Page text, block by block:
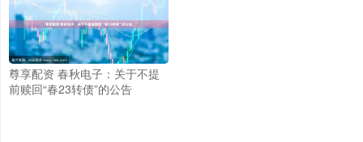
尊享配资 春秋电子：关于不提
前赎回“春23转债”的公告